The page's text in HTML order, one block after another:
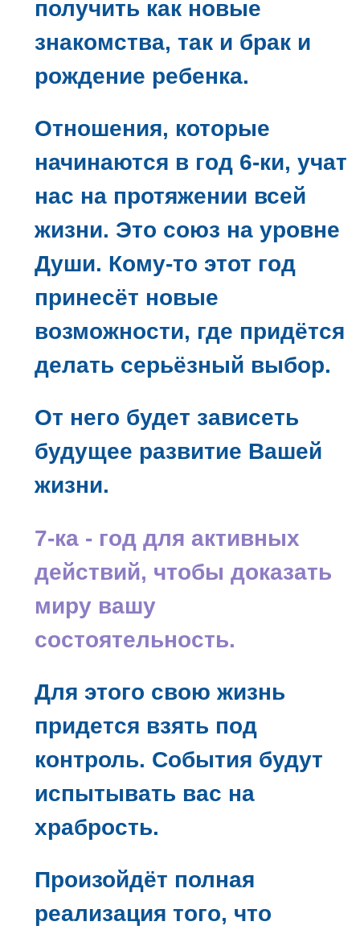
получить как новые
знакомства, так и брак и
рождение ребенка.
Отношения, которые
начинаются в год 6-ки, учат
нас на протяжении всей
жизни. Это союз на уровне
Души. Кому-то этот год
принесёт новые
возможности, где придётся
делать серьёзный выбор.
От него будет зависеть
будущее развитие Вашей
жизни.
7-ка - год для активных
действий, чтобы доказать
миру вашу
состоятельность.
Для этого свою жизнь
придется взять под
контроль. События будут
испытывать вас на
храбрость.
Произойдёт полная
реализация того, что